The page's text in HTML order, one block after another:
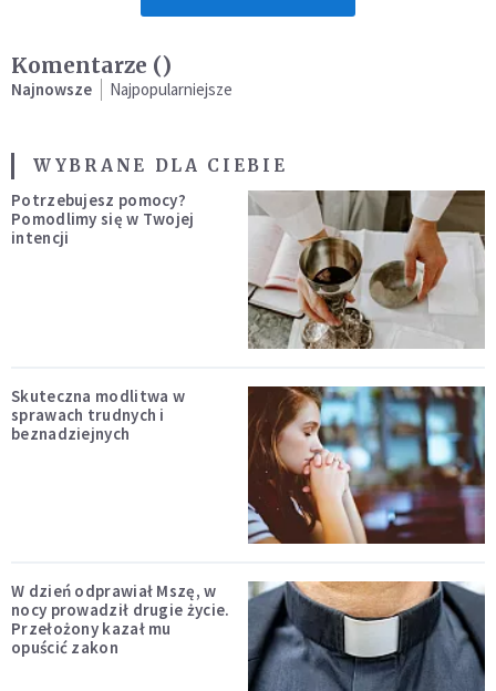
Komentarze ()
Najnowsze Najpopularniejsze
WYBRANE DLA CIEBIE
Potrzebujesz pomocy?
Pomodlimy się w Twojej
intencji
Skuteczna modlitwa w
sprawach trudnych i
beznadziejnych
W dzień odprawiał Mszę, w
nocy prowadził drugie życie.
Przełożony kazał mu
opuścić zakon